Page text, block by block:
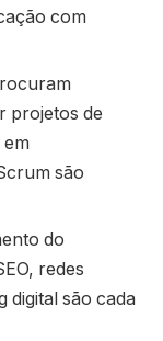
com
projetos de
são
do
redes
digital são cada